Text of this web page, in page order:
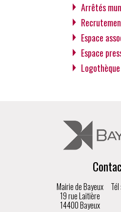
Arrêtés
Espace
Espace
Logothèque
Mairie de Bayeux
19 rue Laitière
14400 Bayeux